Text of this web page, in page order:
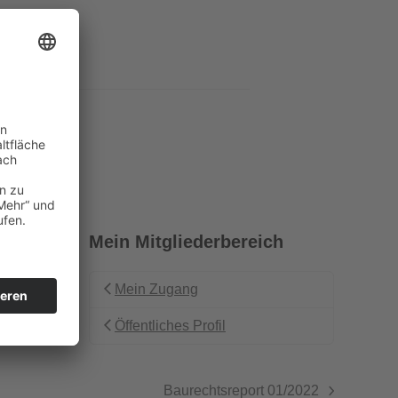
Mein Mitgliederbereich
Mein Zugang
Öffentliches Profil
Baurechtsreport 01/2022